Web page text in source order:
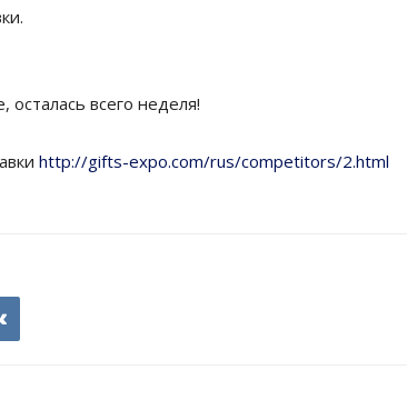
всего неделя!
http://gifts-expo.com/rus/competitors/2.html